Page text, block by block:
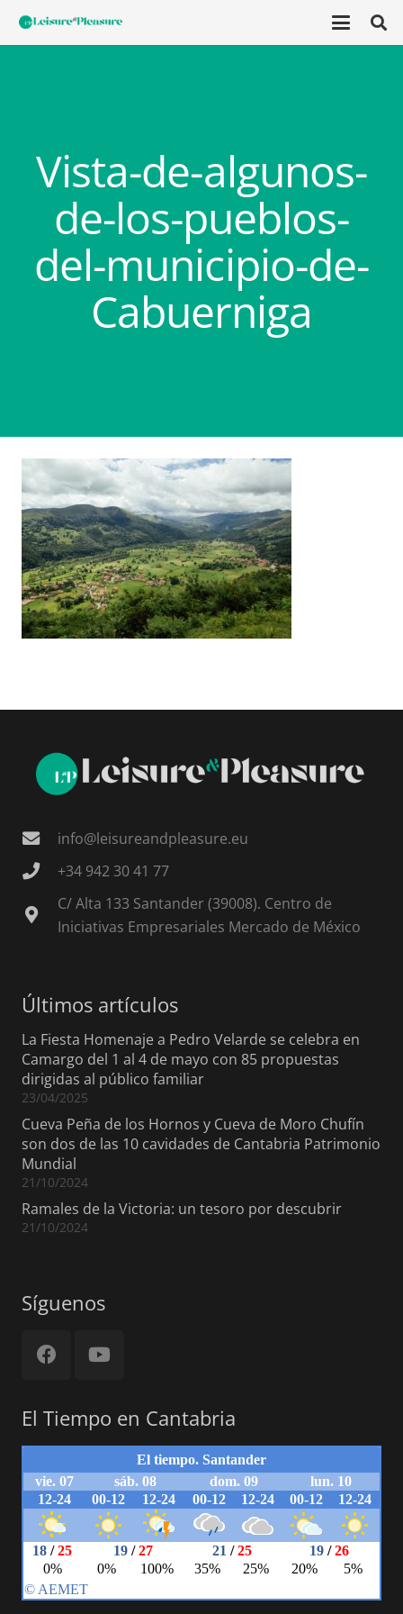
Vista-de-algunos-
de-los-pueblos-
del-municipio-de-
Cabuerniga
info@leisureandpleasure.eu
+34 942 30 41 77
C/ Alta 133 Santander (39008). Centro de
Iniciativas Empresariales Mercado de México
Últimos artículos
La Fiesta Homenaje a Pedro Velarde se celebra en
Camargo del 1 al 4 de mayo con 85 propuestas
dirigidas al público familiar
23/04/2025
Cueva Peña de los Hornos y Cueva de Moro Chufín
son dos de las 10 cavidades de Cantabria Patrimonio
Mundial
21/10/2024
Ramales de la Victoria: un tesoro por descubrir
21/10/2024
Síguenos
El Tiempo en Cantabria